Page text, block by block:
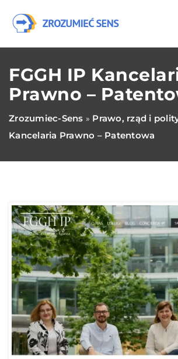
FGGH IP
Prawno –
Zrozumiec-Sens » Prawo, rząd i
Kancelaria Prawno – Patentowa